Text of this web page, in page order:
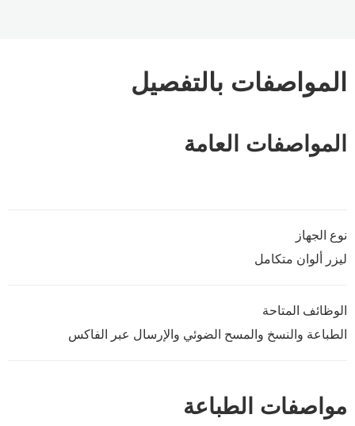
المواصفات بالتفصيل
المواصفات العامة
نوع الجهاز
ليزر ألوان متكامل
الوظائف المتاحة
الطباعة والنسخ والمسح الضوئي والإرسال عبر الفاكس
مواصفات الطباعة